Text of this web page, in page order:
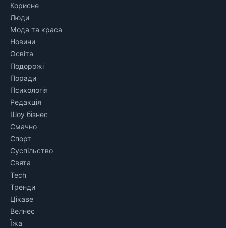
Корисне
Люди
Мода та краса
Новини
Освіта
Подорожі
Поради
Психологія
Редакція
Шоу бізнес
Смачно
Спорт
Суспільство
Свята
Tech
Тренди
Цікаве
Велнес
Їжа